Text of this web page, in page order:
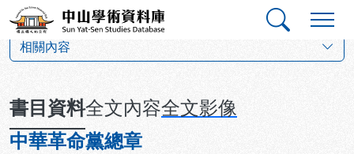
跳到主要內容
中山學術資料庫
相關內容
書目資料全文內容全文影像
中華革命黨總章